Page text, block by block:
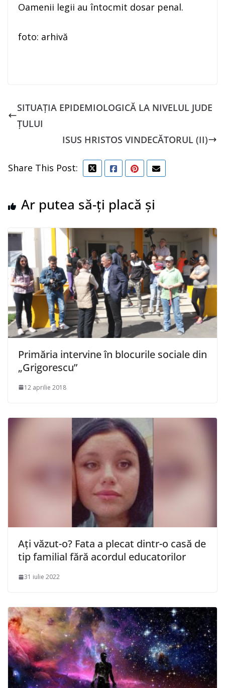
Oamenii legii au întocmit dosar penal.
foto: arhivă
SITUAȚIA EPIDEMIOLOGICĂ LA NIVELUL JUDE
ȚULUI
ISUS HRISTOS VINDECĂTORUL (II)
Share This Post:
Ar putea să-ți placă și
Primăria intervine în blocurile sociale din
„Grigorescu”
12 aprilie 2018
Ați văzut-o? Fata a plecat dintr-o casă de
tip familial fără acordul educatorilor
31 iulie 2022